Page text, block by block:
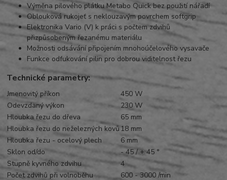
Výměna pilového plátku Metabo Quick bez použití nářadí
Oblouková rukojeť s neklouzavým povrchem softgrip
Elektronika Vario (V) k práci s počtem zdvihů
přizpůsobeným řezanému materiálu
Možnosti odsávání připojením mnohoúčelového vysavače
Funkce odfukování pilin pro dobrou viditelnost řezu
Technické parametry:
Jmenovitý příkon
450 W
Odevzdaný výkon
230 W
Hloubka řezu do dřeva
65 mm
Hloubka řezu do neželezných kovů18 mm
Hloubka řezu - ocelový plech
6 mm
Sklon od/do
- 45 / + 45 °
Stupně kyvného zdvihu
4
Počet zdvihů při volnoběhu
600 - 3000 /min